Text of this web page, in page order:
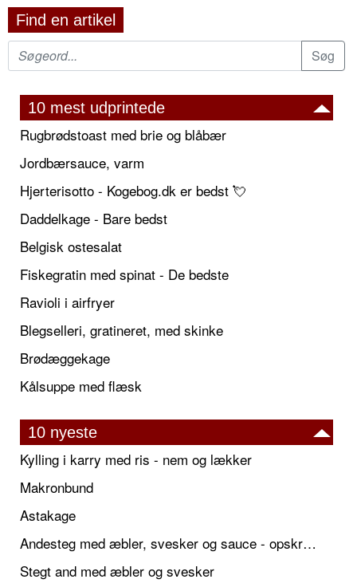
Find en artikel
10 mest udprintede
Rugbrødstoast med brie og blåbær
Jordbærsauce, varm
Hjerterisotto - Kogebog.dk er bedst 💘
Daddelkage - Bare bedst
Belgisk ostesalat
Fiskegratin med spinat - De bedste
Ravioli i airfryer
Blegselleri, gratineret, med skinke
Brødæggekage
Kålsuppe med flæsk
10 nyeste
Kylling i karry med ris - nem og lækker
Makronbund
Astakage
Andesteg med æbler, svesker og sauce - opskrift også til jul
Stegt and med æbler og svesker